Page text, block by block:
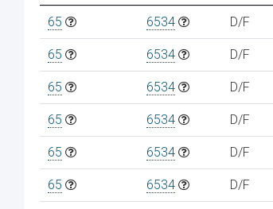
65 6534 D/F
65 6534 D/F
65 6534 D/F
65 6534 D/F
65 6534 D/F
65 6534 D/F